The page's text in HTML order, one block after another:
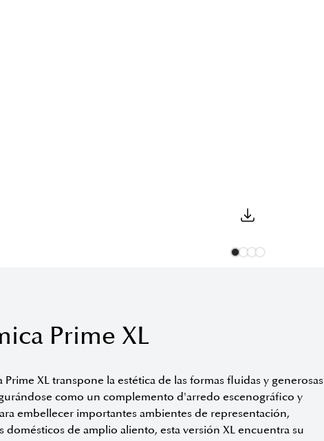
Prime XL
XL transpone la estética de las formas fluidas y generosas
como un complemento d'arredo escenográfico y
embellecer importantes ambientes de representación,
domésticos de amplio aliento, esta versión XL encuentra su